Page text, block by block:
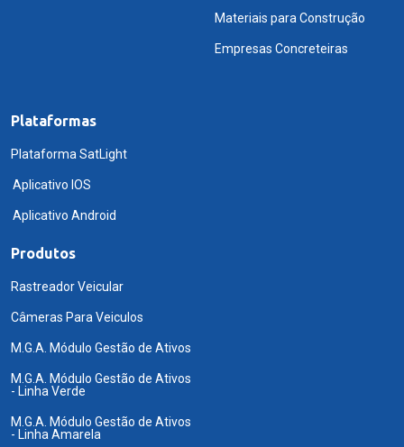
Materiais para Construção
Empresas Concreteiras
Plataformas
Plataforma SatLight
Aplicativo IOS
Aplicativo Android
Produtos
Rastreador Veicular
Câmeras Para Veiculos
M.G.A. Módulo Gestão de Ativos
M.G.A. Módulo Gestão de Ativos
- Linha Verde
M.G.A. Módulo Gestão de Ativos
- Linha Amarela